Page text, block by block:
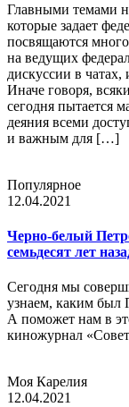
Главными темами
которые задает
посвящаются
на ведущих
дискуссии в чатах,
Иначе говоря,
сегодня пытается
деяния всеми
и важным для […]
Популярное
12.04.2021
Черно-белый
семьдесят лет
Сегодня мы
узнаем, каким был
А поможет нам в
киножурнал
Моя Карелия
12.04.2021